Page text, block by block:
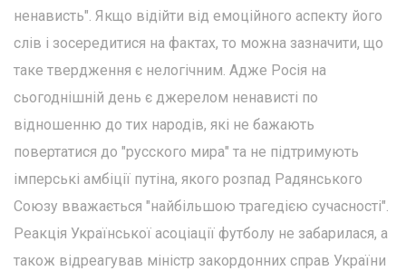
ненависть". Якщо відійти від емоційного аспекту його
слів і зосередитися на фактах, то можна зазначити, що
таке твердження є нелогічним. Адже Росія на
сьогоднішній день є джерелом ненависті по
відношенню до тих народів, які не бажають
повертатися до "русского мира" та не підтримують
імперські амбіції путіна, якого розпад Радянського
Союзу вважається "найбільшою трагедією сучасності".
Реакція Української асоціації футболу не забарилася, а
також відреагував міністр закордонних справ України